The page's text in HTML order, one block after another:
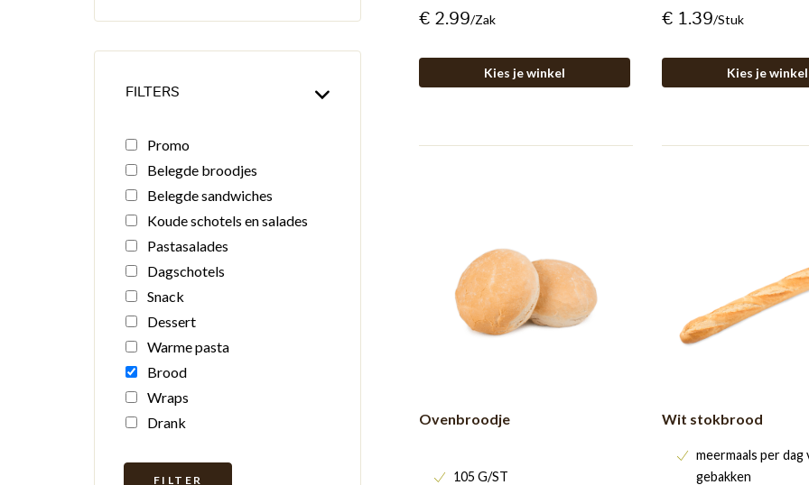
FILTERS
Promo
Belegde broodjes
Belegde sandwiches
Koude schotels en salades
Pastasalades
Dagschotels
Snack
Dessert
Warme pasta
Brood
Wraps
Drank
€ 2.99/zak
Kies je winkel
€ 1.39/stuk
Kies je winkel
Ovenbroodje
105 G/ST
Wit stokbrood
meermaals per dag
gebakken